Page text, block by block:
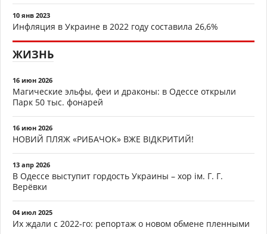
10 янв 2023
Инфляция в Украине в 2022 году составила 26,6%
ЖИЗНЬ
16 июн 2026
Магические эльфы, феи и драконы: в Одессе открыли
Парк 50 тыс. фонарей
16 июн 2026
НОВИЙ ПЛЯЖ «РИБАЧОК» ВЖЕ ВІДКРИТИЙ!
13 апр 2026
В Одессе выступит гордость Украины – хор ім. Г. Г.
Верёвки
04 июл 2025
Их ждали с 2022-го: репортаж о новом обмене пленными